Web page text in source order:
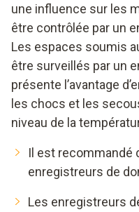
une influence sur les
être contrôlée par un
Les espaces soumis
être surveillés par un
présente l’avantage
les chocs et les
niveau de la
Il est recommandé
enregistreurs de
Les enregistreurs